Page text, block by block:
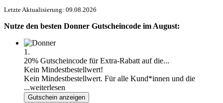
Letzte Aktualisierung: 09.08.2026
Nutze den besten Donner Gutscheincode im August:
1.
20% Gutscheincode für Extra-Rabatt auf die...
Kein Mindestbestellwert!
Kein Mindestbestellwert. Für alle Kund*innen und die
...weiterlesen
Gutschein anzeigen